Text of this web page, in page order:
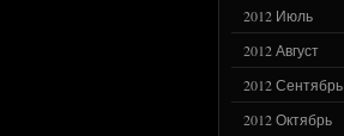
2012 Июль
2012 Август
2012 Сентябрь
2012 Октябрь